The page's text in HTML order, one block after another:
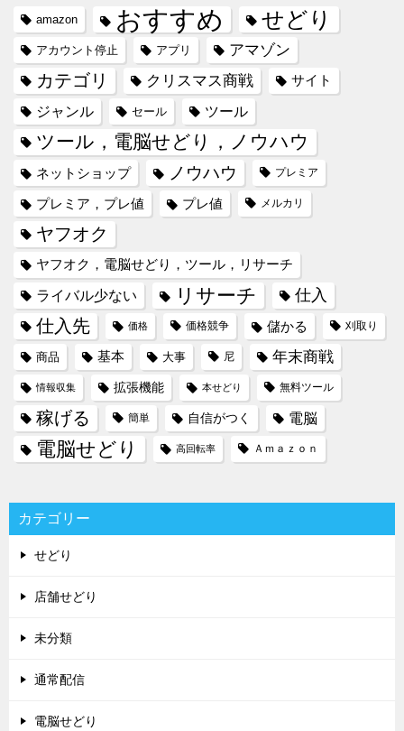
amazon おすすめ せどり
アカウント停止 アプリ アマゾン
カテゴリ クリスマス商戦 サイト
ジャンル セール ツール
ツール，電脳せどり，ノウハウ
ネットショップ ノウハウ プレミア
プレミア，プレ値 プレ値 メルカリ
ヤフオク
ヤフオク，電脳せどり，ツール，リサーチ
ライバル少ない リサーチ 仕入
仕入先 価格 価格競争 儲かる 刈取り
商品 基本 大事 尼 年末商戦
情報収集 拡張機能 本せどり 無料ツール
稼げる 簡単 自信がつく 電脳
電脳せどり 高回転率 Ａｍａｚｏｎ
カテゴリー
せどり
店舗せどり
未分類
通常配信
電脳せどり